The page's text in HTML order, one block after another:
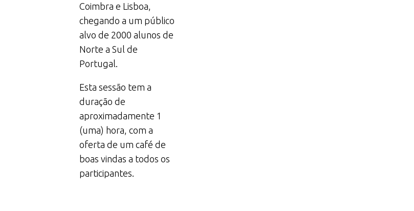
Coimbra e Lisboa,
chegando a um público
alvo de 2000 alunos de
Norte a Sul de
Portugal.
Esta sessão tem a
duração de
aproximadamente 1
(uma) hora, com a
oferta de um café de
boas vindas a todos os
participantes.